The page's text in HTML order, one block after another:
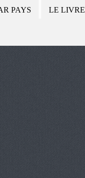
PAYS LE LIVRE